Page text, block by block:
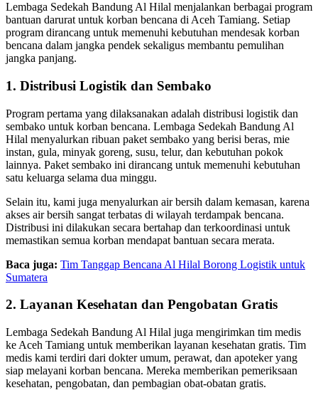
Lembaga Sedekah Bandung Al Hilal menjalankan berbagai program
bantuan darurat untuk korban bencana di Aceh Tamiang. Setiap
program dirancang untuk memenuhi kebutuhan mendesak korban
bencana dalam jangka pendek sekaligus membantu pemulihan
jangka panjang.
1. Distribusi Logistik dan Sembako
Program pertama yang dilaksanakan adalah distribusi logistik dan
sembako untuk korban bencana. Lembaga Sedekah Bandung Al
Hilal menyalurkan ribuan paket sembako yang berisi beras, mie
instan, gula, minyak goreng, susu, telur, dan kebutuhan pokok
lainnya. Paket sembako ini dirancang untuk memenuhi kebutuhan
satu keluarga selama dua minggu.
Selain itu, kami juga menyalurkan air bersih dalam kemasan, karena
akses air bersih sangat terbatas di wilayah terdampak bencana.
Distribusi ini dilakukan secara bertahap dan terkoordinasi untuk
memastikan semua korban mendapat bantuan secara merata.
Baca juga: Tim Tanggap Bencana Al Hilal Borong Logistik untuk
Sumatera
2. Layanan Kesehatan dan Pengobatan Gratis
Lembaga Sedekah Bandung Al Hilal juga mengirimkan tim medis
ke Aceh Tamiang untuk memberikan layanan kesehatan gratis. Tim
medis kami terdiri dari dokter umum, perawat, dan apoteker yang
siap melayani korban bencana. Mereka memberikan pemeriksaan
kesehatan, pengobatan, dan pembagian obat-obatan gratis.